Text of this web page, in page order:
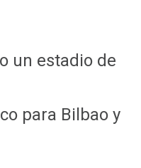
un estadio de
para Bilbao y